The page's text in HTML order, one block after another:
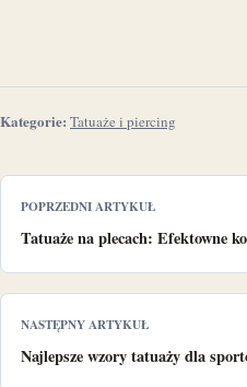
Kategorie: Tatuaże i piercing
POPRZEDNI ARTYKUŁ
Tatuaże na plecach: Efektowne
NASTĘPNY ARTYKUŁ
Najlepsze wzory tatuaży dla